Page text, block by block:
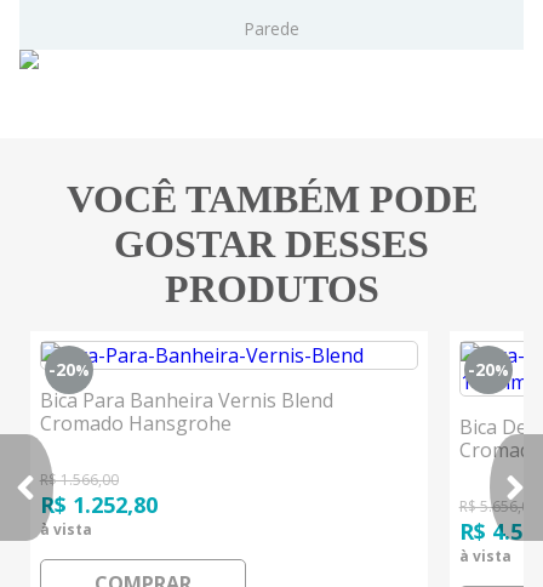
Parede
VOCÊ TAMBÉM PODE
GOSTAR DESSES
PRODUTOS
-20%
Bica Para Banheira Vernis Blend
Cromado Hansgrohe
R$ 1.566,00
R$ 1.252,80
à vista
-20%
Bica De
R$ 5.656,00
R$
à vista